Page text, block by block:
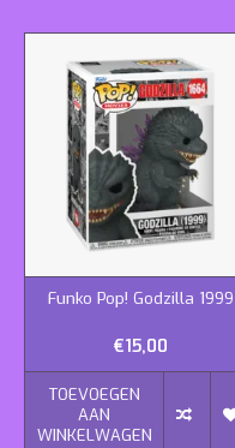
Funko Pop! Godzilla 1999
€15,00
TOEVOEGEN
AAN
WINKELWAGEN